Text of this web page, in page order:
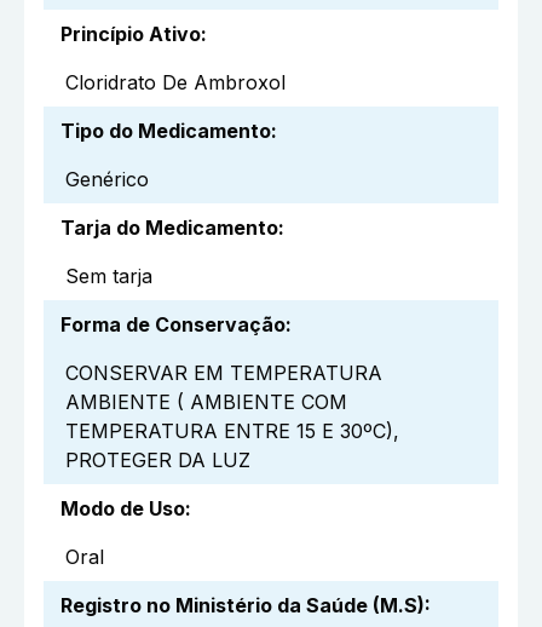
Princípio Ativo:
Cloridrato De Ambroxol
Tipo do Medicamento:
Genérico
Tarja do Medicamento:
Sem tarja
Forma de Conservação:
CONSERVAR EM TEMPERATURA
AMBIENTE ( AMBIENTE COM
TEMPERATURA ENTRE 15 E 30ºC),
PROTEGER DA LUZ
Modo de Uso:
Oral
Registro no Ministério da Saúde (M.S):